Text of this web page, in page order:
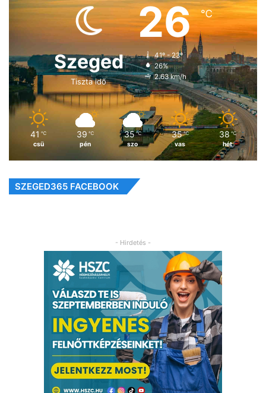
Szeged
Tiszta idő
26℃
41º - 23º
26%
2.63 km/h
41 ℃
csü
39 ℃
pén
35 ℃
szo
35 ℃
vas
38 ℃
hét
SZEGED365 FACEBOOK
- Hirdetés -